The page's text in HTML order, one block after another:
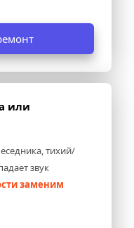
или
тихий/
звук
заменим